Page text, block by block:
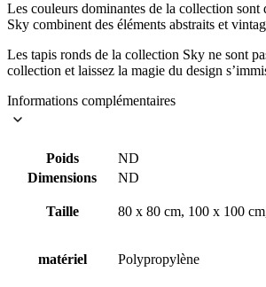
Les couleurs dominantes de la collection sont
Sky combinent des éléments abstraits et
Les tapis ronds de la collection Sky ne sont
collection et laissez la magie du design
Informations complémentaires
Poids
ND
Dimensions
ND
Taille 80 x 80 cm, 100 x 100
matériel Polypropylène